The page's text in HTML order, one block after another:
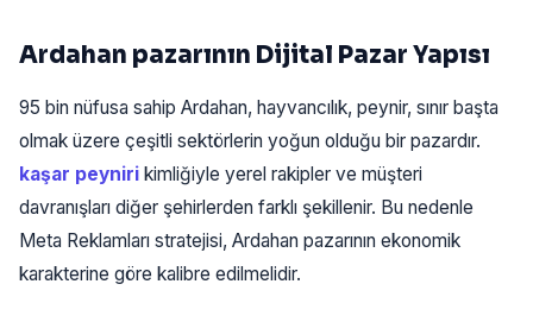
Ardahan pazarının Dijital Pazar Yapısı
95 bin nüfusa sahip Ardahan, hayvancılık, peynir, sınır başta
olmak üzere çeşitli sektörlerin yoğun olduğu bir pazardır.
kaşar peyniri kimliğiyle yerel rakipler ve müşteri
davranışları diğer şehirlerden farklı şekillenir. Bu nedenle
Meta Reklamları stratejisi, Ardahan pazarının ekonomik
karakterine göre kalibre edilmelidir.